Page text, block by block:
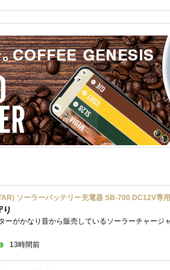
ソーラーバッテリー充電器 SB-700 DC12V専用
13時間前